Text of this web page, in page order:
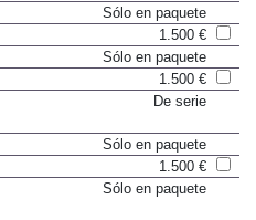
Sólo en paquete
1.500 €
Sólo en paquete
1.500 €
De serie
Sólo en paquete
1.500 €
Sólo en paquete